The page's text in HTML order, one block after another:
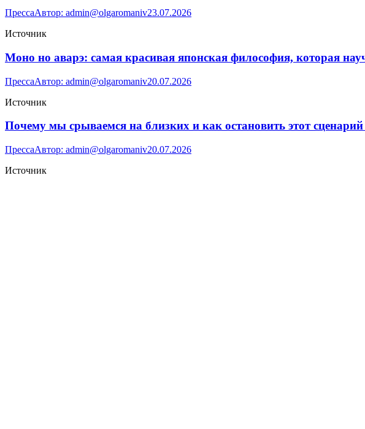
ПрессаАвтор: admin@olgaromaniv23.07.2026
Источник
Моно но аварэ: самая красивая японская философия, которая
ПрессаАвтор: admin@olgaromaniv20.07.2026
Источник
Почему мы срываемся на близких и как остановить этот
ПрессаАвтор: admin@olgaromaniv20.07.2026
Источник